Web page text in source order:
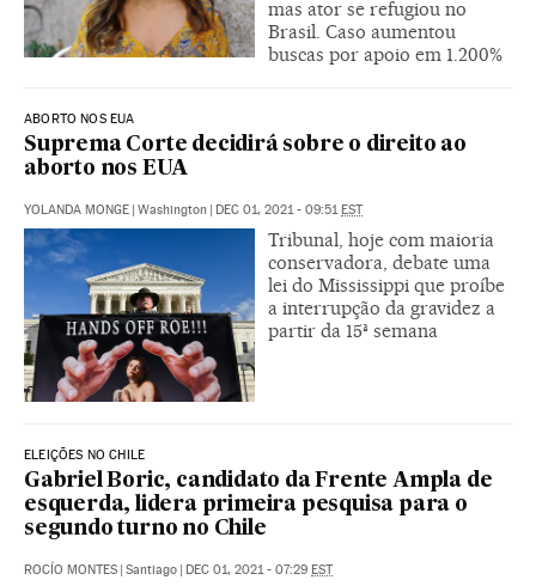
mas ator se refugiou no
Brasil. Caso aumentou
buscas por apoio em 1.200%
ABORTO NOS EUA
Suprema Corte decidirá sobre o direito ao
aborto nos EUA
YOLANDA MONGE | Washington | DEC 01, 2021 - 09:51EST
Tribunal, hoje com maioria
conservadora, debate uma
lei do Mississippi que proíbe
a interrupção da gravidez a
partir da 15ª semana
ELEIÇÕES NO CHILE
Gabriel Boric, candidato da Frente Ampla de
esquerda, lidera primeira pesquisa para o
segundo turno no Chile
ROCÍO MONTES | Santiago | DEC 01, 2021 - 07:29 EST